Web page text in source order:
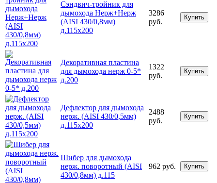
Сэндвич-тройник для
дымохода Нерж+Нерж
(AISI 430/0,8мм)
д.115х200
3286
руб.
Купить
Декоративная пластина
для дымохода нерж 0-5*
д.200
1322
руб.
Купить
Дефлектор для дымохода
нерж. (AISI 430/0,5мм)
д.115х200
2488
руб.
Купить
Шибер для дымохода
нерж. поворотный (AISI
430/0,8мм) д.115
962 руб. Купить